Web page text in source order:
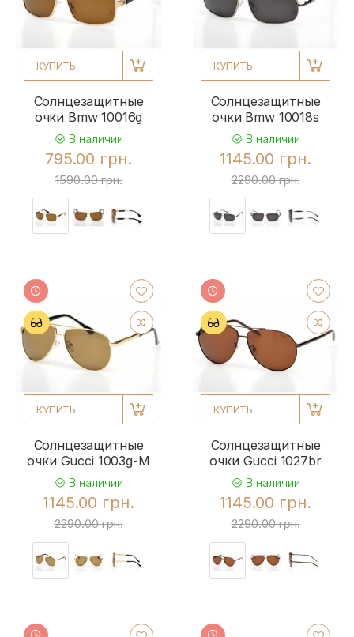
КУПИТЬ
Солнцезащитные
очки Bmw 10016g
В наличии
795.00 грн.
1590.00 грн.
КУПИТЬ
Солнцезащитные
очки Bmw 10018s
В наличии
1145.00 грн.
2290.00 грн.
КУПИТЬ
Солнцезащитные
очки Gucci 1003g-M
В наличии
1145.00 грн.
2290.00 грн.
КУПИТЬ
Солнцезащитные
очки Gucci 1027br
В наличии
1145.00 грн.
2290.00 грн.